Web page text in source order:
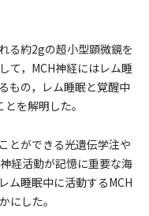
る約2gの超小型顕微鏡を
て，MCH神経にはレム睡
もの，レム睡眠と覚醒中
を解明した。
とができる光遺伝学注や
経活動が記憶に重要な海
ム睡眠中に活動するMCH
にした。